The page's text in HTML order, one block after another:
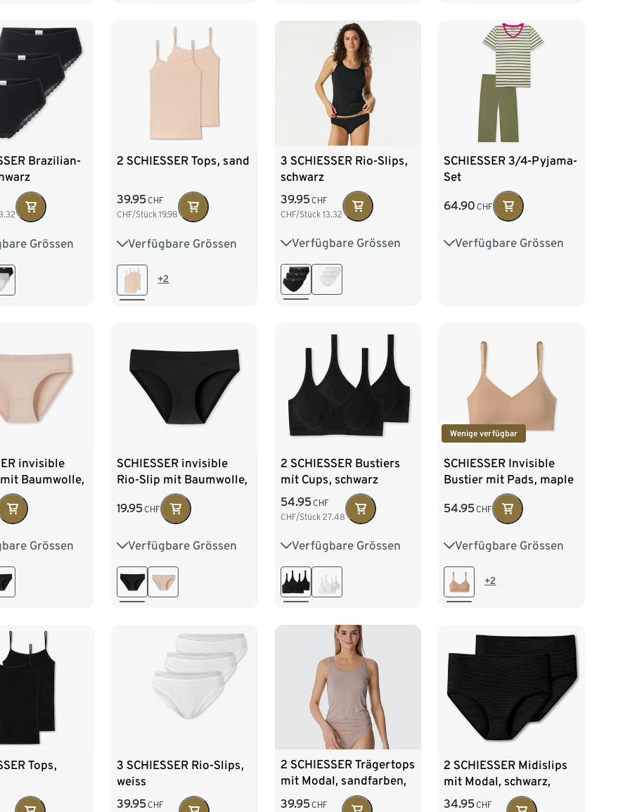
Brazilian-
Grössen
40 42
2 SCHIESSER Tops, sand
39.95CHF
CHF/Stück19.98
Verfügbare Grössen
36 38 40 42
44 +2
3 SCHIESSER Rio-Slips,
schwarz
39.95CHF
CHF/Stück 13.32
Verfügbare Grössen
36 38 40 42
44
SCHIESSER 3/4-Pyjama-
Set
64.90 CHF
Verfügbare Grössen
36 38 40 42
invisible
Baumwolle,
Grössen
40 42
SCHIESSER invisible
Rio-Slip mit Baumwolle,
19.95CHF
Verfügbare Grössen
36 38 40 42
44
2 SCHIESSER Bustiers
mit Cups, schwarz
54.95CHF
CHF/Stück 27.48
Verfügbare Grössen
75A 75B 75C
80A 80B
Wenige verfügbar
SCHIESSER Invisible
Bustier mit Pads, maple
54.95CHF
Verfügbare Grössen
36 38 40 42
44 +2
Tops,
3 SCHIESSER Rio-Slips,
weiss
39.95CHF
2 SCHIESSER Trägertops
mit Modal, sandfarben,
Streifen
39.95CHF
2 SCHIESSER Midislips
mit Modal, schwarz,
Streifen
34.95CHF